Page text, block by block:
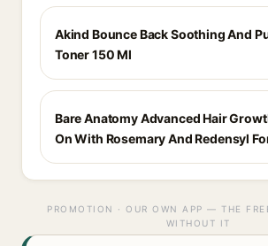
Akind Bounce Back Soothing And
Toner 150 Ml
Bare Anatomy Advanced Hair
On With Rosemary And Redensyl
PROMOTION · OUR OWN APP — THE
WITHOUT IT